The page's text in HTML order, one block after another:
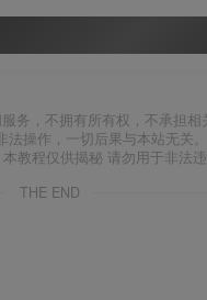
务，不拥有所有权，不承担
操作，一切后果与本站无关
教程仅供揭秘 请勿用于非法
THE END